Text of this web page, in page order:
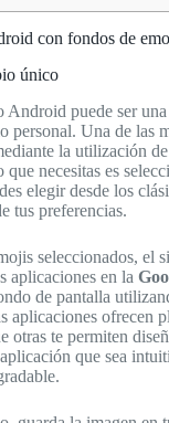
con fondos de
único
Android puede ser
personal. Una de las
la utilización de
necesitas es
elegir desde los
tus preferencias.
seleccionados, el
aplicaciones en la
de pantalla
aplicaciones ofrecen
otras te permiten
que sea